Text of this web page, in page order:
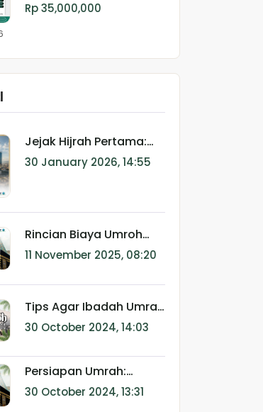
Rp 35,000,000
Jejak Hijrah Pertama:
Mengapa Umroh Plus
Ethiopia Adalah
30 January 2026, 14:55
Rincian Biaya Umroh
2026: Berapa Dana
Realistis yang Harus
Disiapkan?
11 November 2025, 08:20
Tips Agar Ibadah Umrah
Menjadi Lebih Khusyuk
30 October 2024, 14:03
Persiapan Umrah:
Panduan Lengkap untuk
Perjalanan Spiritual
30 October 2024, 13:31